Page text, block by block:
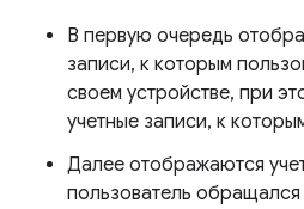
В первую очередь
записи, к которым
своем устройстве, при
учетные записи, к
Далее отображаются
пользователь обращался